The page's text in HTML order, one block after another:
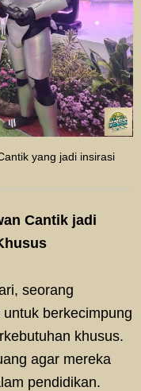
yang jadi insirasi
Cantik jadi
seorang
berkecimpung
khusus.
agar mereka
pendidikan.